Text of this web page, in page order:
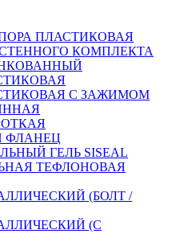
ПЛАСТИКОВАЯ
КОМПЛЕКТА
С ЗАЖИМОМ
ФЛАНЕЦ
ГЕЛЬ SISEAL
ТЕФЛОНОВАЯ
(БОЛТ /
(С